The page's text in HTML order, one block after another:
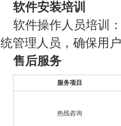
软件安装培训
软件操作人员培训
统管理人员，确保用
售后服务
服务项目
热线咨询